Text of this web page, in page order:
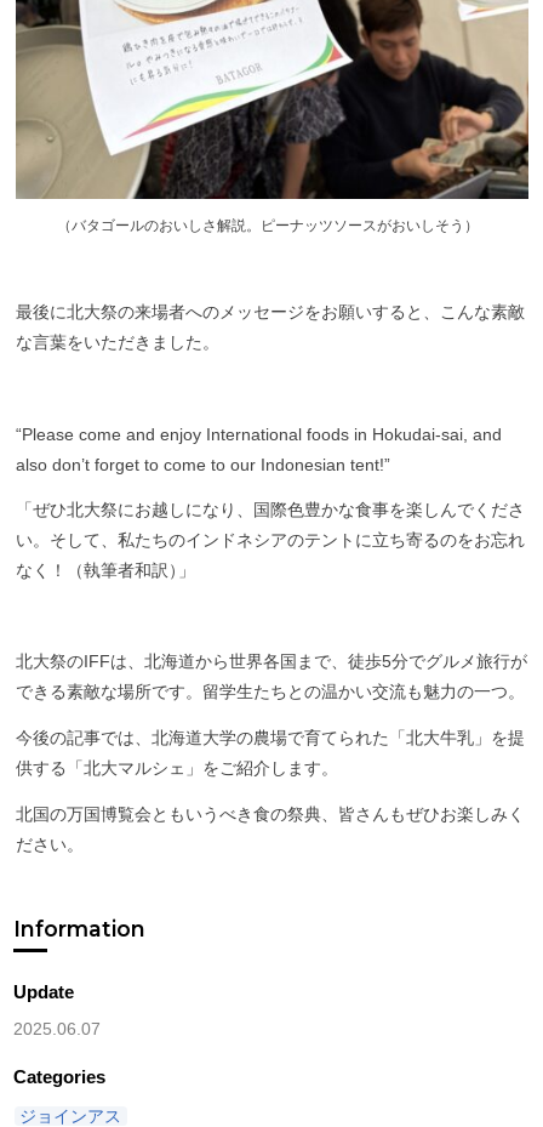
（バタゴールのおいしさ解説。ピーナッツソースがおいしそう）
最後に北大祭の来場者へのメッセージをお願いすると、こんな素敵
な言葉をいただきました。
“Please come and enjoy International foods in Hokudai-sai, and
also don’t forget to come to our Indonesian tent!”
「ぜひ北大祭にお越しになり、国際色豊かな食事を楽しんでくださ
い。そして、私たちのインドネシアのテントに立ち寄るのをお忘れ
なく！（執筆者和訳 ） 」
北大祭のIFFは、北海道から世界各国まで、徒歩5分でグルメ旅行が
できる素敵な場所です。留学生たちとの温かい交流も魅力の一つ。
今後の記事では、北海道大学の農場で育てられた「北大牛乳」を提
供する「北大マルシェ」をご紹介します。
北国の万国博覧会ともいうべき食の祭典、皆さんもぜひお楽しみく
ださい。
Information
Update
2025.06.07
Categories
ジョインアス